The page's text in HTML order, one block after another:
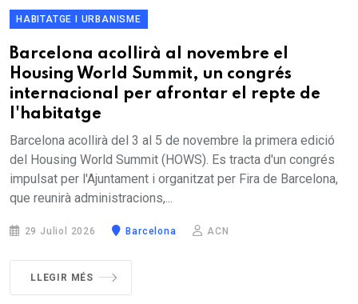
HABITATGE I URBANISME
Barcelona acollirà al novembre el
Housing World Summit, un congrés
internacional per afrontar el repte de
l'habitatge
Barcelona acollirà del 3 al 5 de novembre la primera edició
del Housing World Summit (HOWS). Es tracta d'un congrés
impulsat per l'Ajuntament i organitzat per Fira de Barcelona,
que reunirà administracions,...
29 Juliol 2026 Barcelona ACN
LLEGIR MÉS